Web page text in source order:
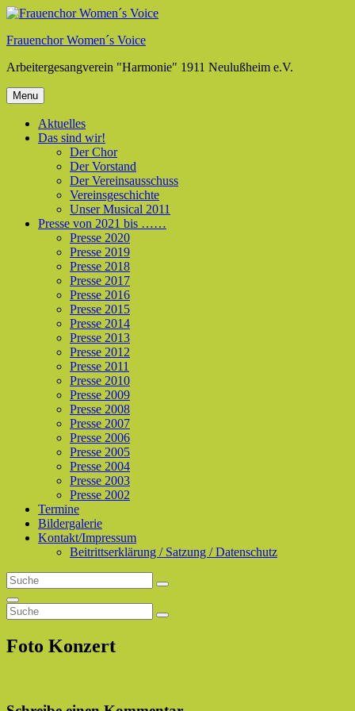
Skip
content
Frauenchor Women´s Voice
Arbeitergesangverein "Harmonie" 1911 Neulußheim e.V.
Menu
Aktuelles
Das sind wir!
Der Chor
Der Vorstand
Der Vereinsausschuss
Vereinsgeschichte
Unser Musical 2011
Presse von 2021 bis ……
Presse 2020
Presse 2019
Presse 2018
Presse 2017
Presse 2016
Presse 2015
Presse 2014
Presse 2013
Presse 2012
Presse 2011
Presse 2010
Presse 2009
Presse 2008
Presse 2007
Presse 2006
Presse 2005
Presse 2004
Presse 2003
Presse 2002
Termine
Bildergalerie
Kontakt/Impressum
Beitrittserklärung / Satzung / Datenschutz
Search
for:
Search
Search
Search
for:
Search
Foto Konzert